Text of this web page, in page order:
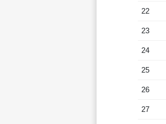
22
23
24
25
26
27